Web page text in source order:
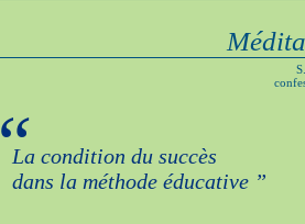
“
La condition du succès
dans la méthode éducative ”